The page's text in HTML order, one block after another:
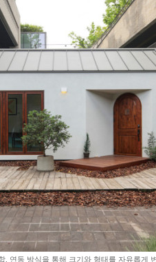
, 연동 방식을 통해 크기와 형태를 자유롭게